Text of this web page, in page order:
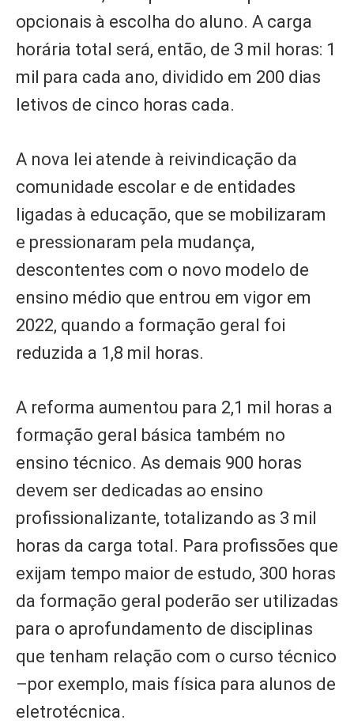
opcionais à escolha do aluno. A carga
horária total será, então, de 3 mil horas: 1
mil para cada ano, dividido em 200 dias
letivos de cinco horas cada.
A nova lei atende à reivindicação da
comunidade escolar e de entidades
ligadas à educação, que se mobilizaram
e pressionaram pela mudança,
descontentes com o novo modelo de
ensino médio que entrou em vigor em
2022, quando a formação geral foi
reduzida a 1,8 mil horas.
A reforma aumentou para 2,1 mil horas a
formação geral básica também no
ensino técnico. As demais 900 horas
devem ser dedicadas ao ensino
profissionalizante, totalizando as 3 mil
horas da carga total. Para profissões que
exijam tempo maior de estudo, 300 horas
da formação geral poderão ser utilizadas
para o aprofundamento de disciplinas
que tenham relação com o curso técnico
–por exemplo, mais física para alunos de
eletrotécnica.